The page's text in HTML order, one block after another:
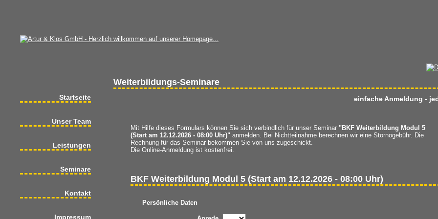
Startseite
Unser Team
Leistungen
Seminare
Kontakt
Impressum
Weiterbildungs-Seminare
einfache Anmeldung -
Mit Hilfe dieses Formulars können Sie sich verbindlich für unser Seminar "BKF Weiterbildung Modul 5
(Start am 12.12.2026 - 08:00 Uhr)" anmelden. Bei Nichtteilnahme berechnen wir eine Stornogebühr. Die
Rechnung für das Seminar bekommen Sie von uns zugeschickt.
Die Online-Anmeldung ist kostenfrei.
BKF Weiterbildung Modul 5 (Start am 12.12.2026 - 08:00 Uhr)
Persönliche Daten